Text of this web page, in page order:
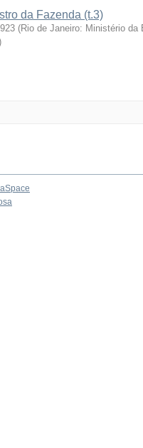
da Fazenda (t.3)
(Rio de Janeiro: Ministério